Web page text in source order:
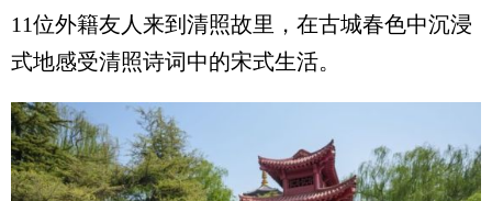
11位外籍友人来到清照故里，在古城春色中沉浸
式地感受清照诗词中的宋式生活。